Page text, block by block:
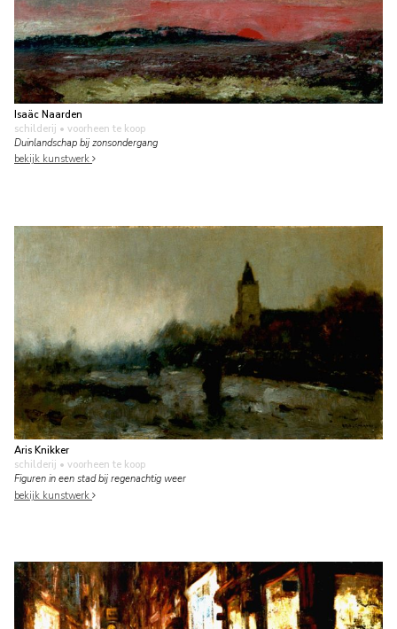
Isaäc Naarden
schilderij • voorheen te koop
Duinlandschap bij zonsondergang
bekijk kunstwerk
Aris Knikker
schilderij • voorheen te koop
Figuren in een stad bij regenachtig weer
bekijk kunstwerk